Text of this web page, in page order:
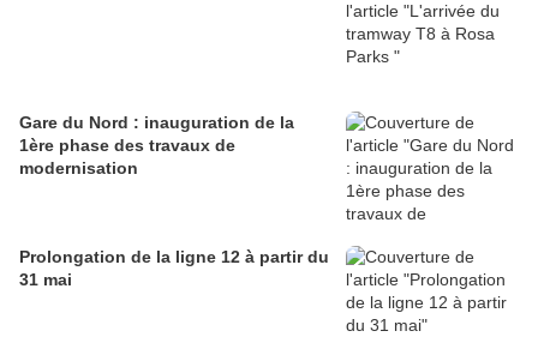
Gare du Nord : inauguration de la
1ère phase des travaux de
modernisation
Prolongation de la ligne 12 à partir du
31 mai